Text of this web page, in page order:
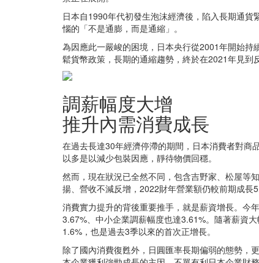
日本自1990年代初發生泡沫經濟後，陷入長期通
惱的「不是通膨，而是通縮」。
為因應此一嚴峻的困境，日本央行從2001年開始
鬆貨幣政策，長期的通縮趨勢，終於在2021年見到
調薪幅度大增
推升內需消費成長
在過去長達30年經濟停滯的期間，日本消費者對商
以多是以減少包裝因應，靜待物價回穩。
然而，現在狀況已全然不同，包含吉野家、松屋等
揚、營收不減反增，2022財年營業額仍較前期成長
消費實力提升的背後重要推手，就是薪資增長。今
3.67%、中小企業調薪幅度也達3.61%。隨著薪資
1.6%，也是過去3季以來的首次正增長。
除了國內消費復甦外，日圓匯率長期偏弱的態勢，